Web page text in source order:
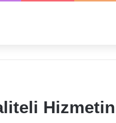
Hizmetin